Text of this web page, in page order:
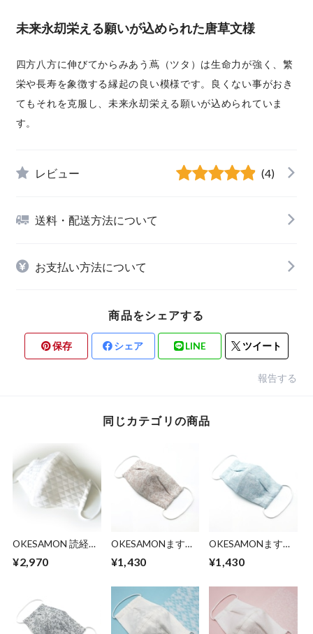
未来永刧栄える願いが込められた唐草文様
四方八方に伸びてからみあう蔦（ツタ）は生命力が強く、繁
栄や長寿を象徴する縁起の良い模様です。良くない事がおき
てもそれを克服し、未来永刧栄える願いが込められていま
す。
レビュー (4)
送料・配送方法について
お支払い方法について
商品をシェアする
保存 シェア LINE ツイート
報告する
同じカテゴリの商品
OKESAMON 読経ま
¥2,970
OKESAMONますく
織物マスク
¥1,430
OKESAMONますく
ス）｜織物マスク
¥1,430